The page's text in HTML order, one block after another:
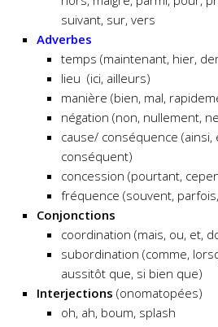
suivant, sur, vers
Adverbes
temps (maintenant, hier,
lieu (ici, ailleurs)
manière (bien, mal,
négation (non, nullement,
cause/ conséquence (ainsi,
conséquent)
concession (pourtant,
fréquence (souvent,
Conjonctions
coordination (mais, ou, et,
subordination (comme,
aussitôt que, si bien que)
Interjections (onomatopées)
oh, ah, boum, splash